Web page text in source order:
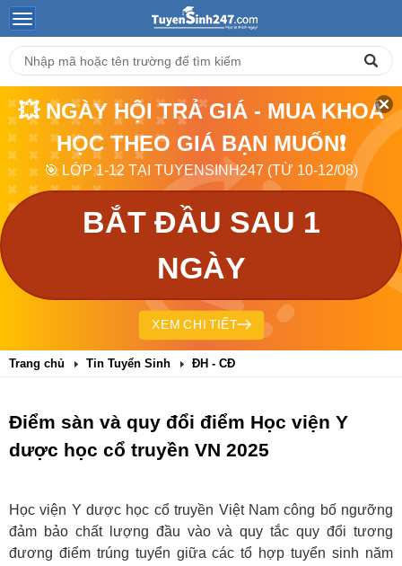
💥 NGÀY HỘI TRẢ GIÁ - MUA KHOÁ
HỌC THEO GIÁ BẠN MUỐN❗
🎯 LỚP 1-12 TẠI TUYENSINH247 (TỪ 10-12/08)
BẮT ĐẦU SAU 1
NGÀY
XEM CHI TIẾT
Trang chủ Tin Tuyển Sinh ĐH - CĐ
Điểm sàn và quy đổi điểm Học viện Y
dược học cổ truyền VN 2025
Học viện Y dược học cổ truyền Việt Nam công bố ngưỡng
đảm bảo chất lượng đầu vào và quy tắc quy đổi tương
đương điểm trúng tuyển giữa các tổ hợp tuyển sinh năm